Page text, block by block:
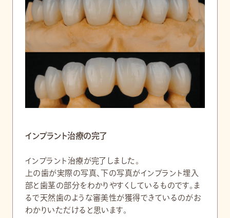
インプラント治療の完了
インプラント治療が完了しました。
上の歯が実際の写真、下の写真がインプラント埋入
部と歯茎の部分をわかりやすくしているものです。ま
るで天然歯のような審美性が獲得できているのがお
わかりいただけると思います。